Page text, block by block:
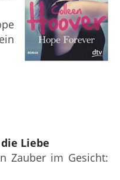
Liebe
Zauber im Gesicht: